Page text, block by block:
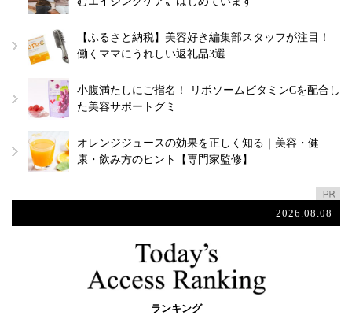
【ふるさと納税】美容好き編集部スタッフが注目！
働くママにうれしい返礼品3選
小腹満たしにご指名！ リポソームビタミンCを配合し
た美容サポートグミ
オレンジジュースの効果を正しく知る｜美容・健
康・飲み方のヒント【専門家監修】
2026.08.08
ランキング